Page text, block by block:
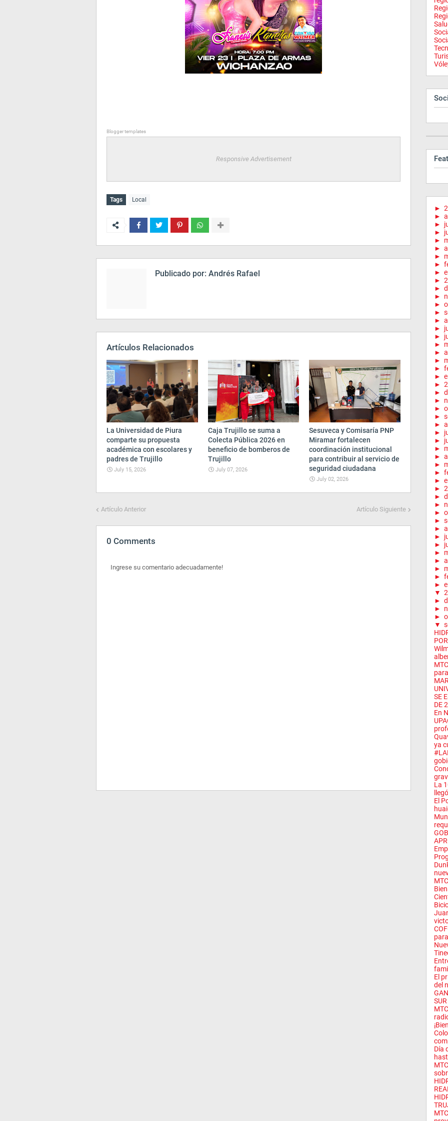
Blogger templates
Responsive Advertisement
Tags Local
Publicado por: Andrés Rafael
Artículos Relacionados
La Universidad de Piura
comparte su propuesta
académica con escolares y
padres de Trujillo
July 15, 2026
Caja Trujillo se suma a
Colecta Pública 2026 en
beneficio de bomberos de
Trujillo
July 07, 2026
Sesuveca y Comisaría PNP
Miramar fortalecen
coordinación institucional
para contribuir al servicio de
seguridad ciudadana
July 02, 2026
Artículo Anterior Artículo Siguiente
0 Comments
Ingrese su comentario adecuadamente!
►
►
►
►
►
►
►
►
►
►
►
►
►
►
►
►
►
►
►
►
►
►
►
►
►
►
►
►
►
►
►
►
►
►
►
►
►
►
►
►
►
►
►
►
►
►
►
►
▼
►
►
►
▼
SE
DE
En
ya
La
El
El
del
Día